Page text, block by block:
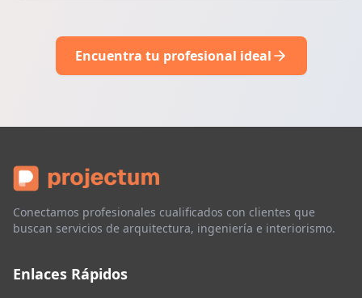
Encuentra tu profesional ideal
Conectamos profesionales cualificados con clientes que
buscan servicios de arquitectura, ingeniería e interiorismo.
Enlaces Rápidos